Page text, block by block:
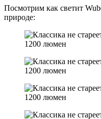
Посмотрим как светит
природе: